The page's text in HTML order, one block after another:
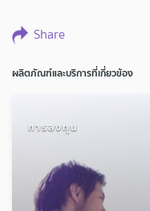
Share
ผลิตภัณฑ์และบริการที่เกี่ยวข้อง
การลงทุน